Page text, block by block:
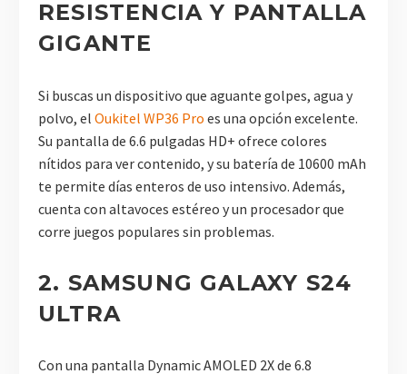
RESISTENCIA Y PANTALLA
GIGANTE
Si buscas un dispositivo que aguante golpes, agua y
polvo, el Oukitel WP36 Pro es una opción excelente.
Su pantalla de 6.6 pulgadas HD+ ofrece colores
nítidos para ver contenido, y su batería de 10600 mAh
te permite días enteros de uso intensivo. Además,
cuenta con altavoces estéreo y un procesador que
corre juegos populares sin problemas.
2. SAMSUNG GALAXY S24
ULTRA
Con una pantalla Dynamic AMOLED 2X de 6.8